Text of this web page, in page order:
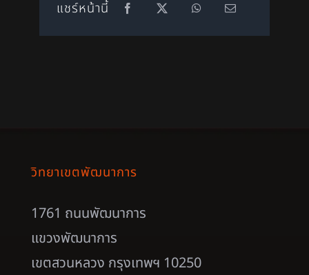
แชร์หน้านี้
วิทยาเขตพัฒนาการ
1761 ถนนพัฒนาการ
แขวงพัฒนาการ
เขตสวนหลวง กรุงเทพฯ 10250